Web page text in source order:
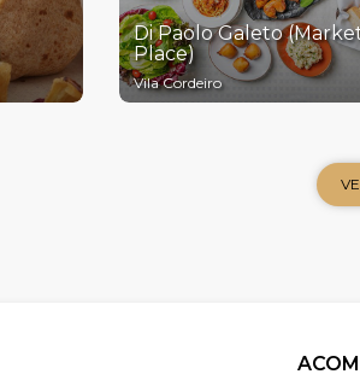
Di Paolo Galeto
Place)
Vila Cordeiro